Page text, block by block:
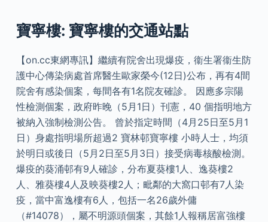
寶寧樓: 寶寧樓的交通站點
【on.cc東網專訊】繼續有院舍出現爆疫，衞生署衞生防
護中心傳染病處首席醫生歐家榮今(12日)公布，再有4間
院舍有感染個案，每間各有1名院友確診。 因應多宗陽
性檢測個案，政府昨晚（5月1日）刊憲，40 個指明地方
被納入強制檢測公告。 曾於指定時間（4月25日至5月1
日）身處指明場所超過2 寶林邨寶寧樓 小時人士，均須
於明日或後日（5月2日至5月3日）接受病毒核酸檢測。
爆疫的葵涌邨有9人確診，分布夏葵樓1人、逸葵樓2
人、雅葵樓4人及映葵樓2人；毗鄰的大窩口邨有7人染
疫，當中富逸樓有6人，包括一名26歲外傭
（#14078），屬不明源頭個案，其餘1人報稱居富強樓